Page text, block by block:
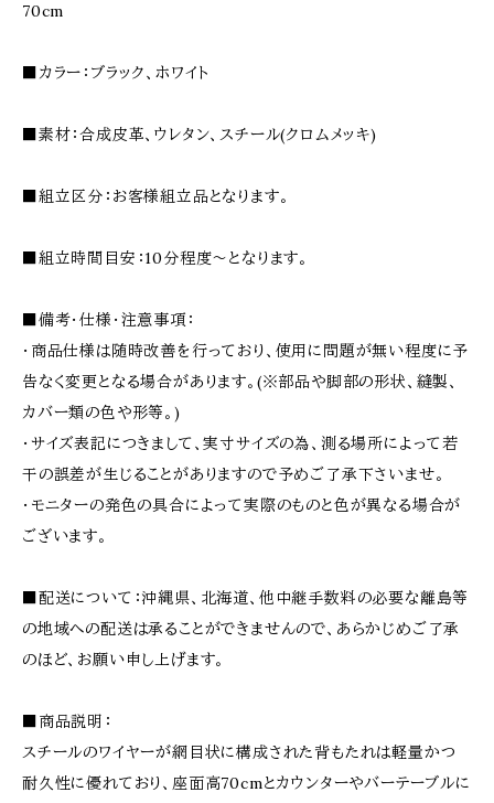
70cm
■カラー：ブラック、ホワイト
■素材：合成皮革、ウレタン、スチール(クロムメッキ)
■組立区分：お客様組立品となります。
■組立時間目安：10分程度〜となります。
■備考・仕様・注意事項：
・商品仕様は随時改善を行っており、使用に問題が無い程度に予
告なく変更となる場合があります。(※部品や脚部の形状、縫製、
カバー類の色や形等。)
・サイズ表記につきまして、実寸サイズの為、測る場所によって若
干の誤差が生じることがありますので予めご了承下さいませ。
・モニターの発色の具合によって実際のものと色が異なる場合が
ございます。
■配送について：沖縄県、北海道、他中継手数料の必要な離島等
の地域への配送は承ることができませんので、あらかじめご了承
のほど、お願い申し上げます。
■商品説明：
スチールのワイヤーが網目状に構成された背もたれは軽量かつ
耐久性に優れており、座面高70cmとカウンターやバーテーブルに